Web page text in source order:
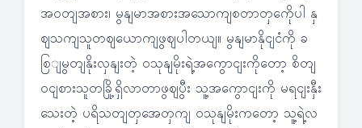
အဝတျအစား၊ မွနျမာအစားအသောကျစတာတှကေိုပါ နှ
ဈသကျသူတဈယောကျဖွဈပါတယျ။ မွနျမာနိုငျငံကို ခ
စြျမွတျနိုးလှနျးတဲ့ ဝသုနျမိုးရဲ့အကွောငျးကိုတော့ စိတျ
ဝငျစားသူတခြို့ရှိလာတာဖွဈပွီး သူ့အကွောငျးကို မရငျးနှီး
သေးတဲ့ ပရိသတျတှအေတှကျ ဝသုနျမိုးကတော့ သူ့ရဲ့လ